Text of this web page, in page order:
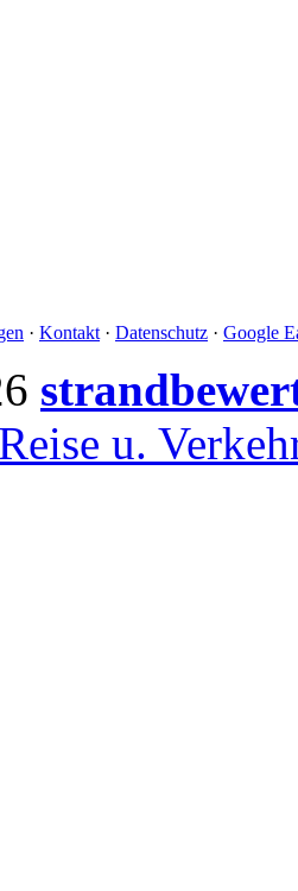
· Kontakt · Datenschutz · Google
Reise u.